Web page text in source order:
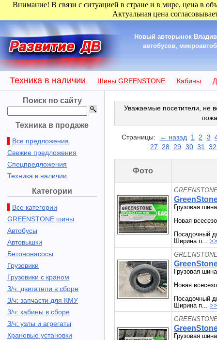
Внимание! В связи с ситуацией в стране и в мире, цена в
Актуальная цена
Новый авторынок
автобусов,
Техника в наличии Шины GREENSTONE Кабины
Поиск по сайту
Техника в продаже
Все предложения
Свежие предложения
Спецпредложения
Техника в наличии
Категории
Все категории
GREENSTONE шины
Автобусы
Автовышки
Бетононасосы
Грузовики
Грузовики с краном
З/ч: двигатели в сборе
З/ч: запчасти для КМУ
З/ч: кабины в сборе
З/ч: узлы и агрегаты
Крановые установки
Уважаемые посетители, не
Страницы: ← назад 1 2 3
27
28 29 30 31 32
Фото
Грузовая
Новая
Посадочный
Ширина п...
Грузовая
Новая
Посадочный
Ширина п...
Грузовая